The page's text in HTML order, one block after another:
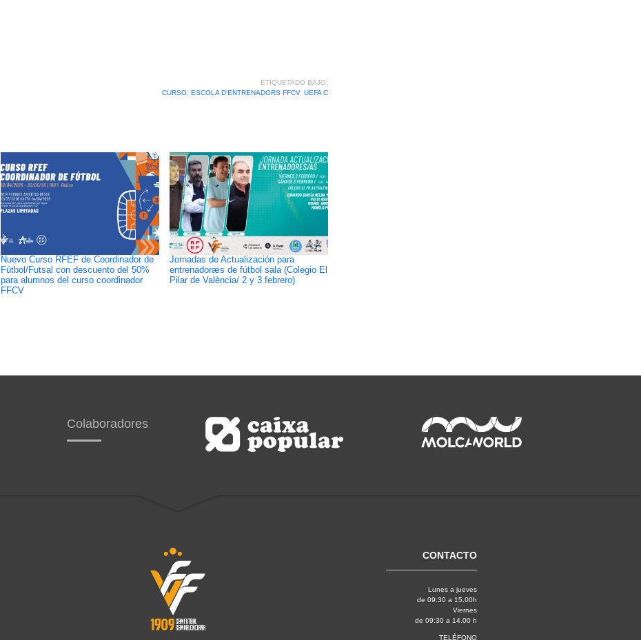
ETIQUETADO BAJO:
CURSO, ESCOLA D'ENTRENADORS FFCV, UEFA C
Nuevo Curso RFEF de Coordinador de
Fútbol/Futsal con descuento del 50%
para alumnos del curso coordinador
FFCV
Jornadas de Actualización para
entrenadoræs de fútbol sala (Colegio El
Pilar de València/ 2 y 3 febrero)
Colaboradores
CONTACTO
Lunes a jueves
de 09:30 a 15.00h
Viernes
de 09:30 a 14.00 h
TELÉFONO